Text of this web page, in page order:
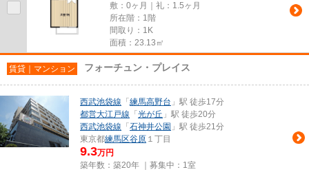
敷：0ヶ月｜礼：1.5ヶ月
所在階：1階
間取り：1K
面積：23.13㎡
賃貸｜マンション フォーチュン・プレイス
西武池袋線 「 練馬高野台 」駅 徒歩17分
都営大江戸線 「 光が丘 」駅 徒歩20分
西武池袋線 「 石神井公園 」駅 徒歩21分
東京都練馬区谷原 １丁目
9.3万円
築年数：築20年 ｜募集中： 1室